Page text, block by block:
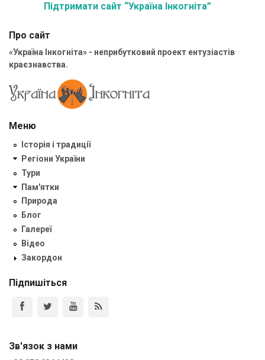
Підтримати сайт “Україна Інкогніта”
Про сайт
«Україна Інкогніта» - неприбутковий проект ентузіастів
краєзнавства.
Меню
Історія і традиції
Регіони України
Тури
Пам'ятки
Природа
Блог
Галереї
Відео
Закордон
Підпишіться
Зв'язок з нами